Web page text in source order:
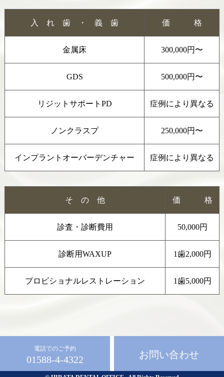
入 れ 歯 ・ 義 歯 価 格
金属床 300,000円〜
GDS 500,000円〜
リジットサポートPD 症例により異なる
ノンクラスプ 250,000円〜
インプラントオーバーデンチャー 症例により異なる
そ の 他 価 格
診査・診断費用 50,000円
診断用WAXUP 1歯2,000円
プロビショナルレストレーション 1歯5,000円
電話でのご予約
01588-4-4322 お問い合わせ